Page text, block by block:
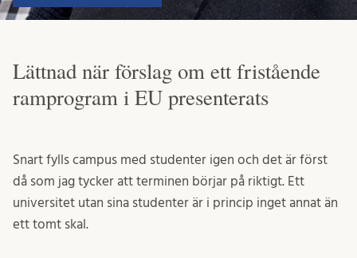
Lättnad när förslag om ett fristående
ramprogram i EU presenterats
Snart fylls campus med studenter igen och det är först
då som jag tycker att terminen börjar på riktigt. Ett
universitet utan sina studenter är i princip inget annat än
ett tomt skal.